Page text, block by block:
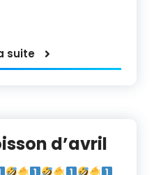
suite
d’avril